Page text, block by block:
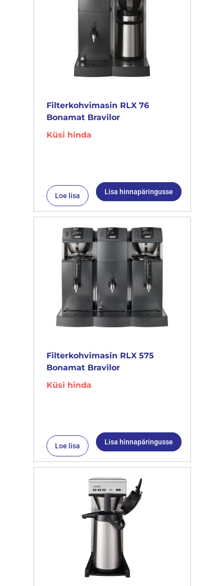
Filterkohvimasin RLX 76
Bonamat Bravilor
Küsi hinda
Loe lisa Lisa hinnapäringusse
Filterkohvimasin RLX 575
Bonamat Bravilor
Küsi hinda
Loe lisa Lisa hinnapäringusse